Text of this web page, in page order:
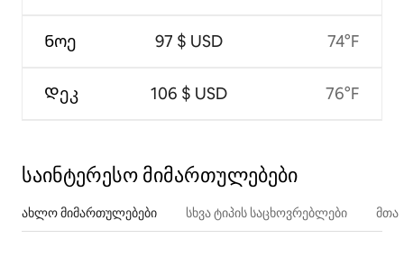
Ნოე
Დეკ
97 $ USD
106 $ USD
74°F
76°F
საინტერესო მიმართულებები
ახლო მიმართულებები სხვა ტიპის საცხოვრებლები